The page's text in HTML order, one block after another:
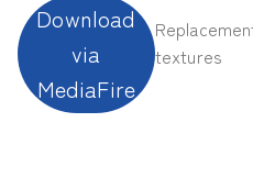
Download
via
MediaFire
textures